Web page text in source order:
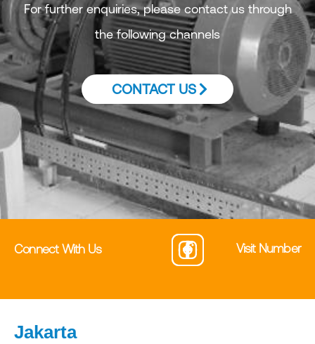
For further enquiries, please contact us through
the following channels
CONTACT US
Connect With Us Visit Number
Jakarta